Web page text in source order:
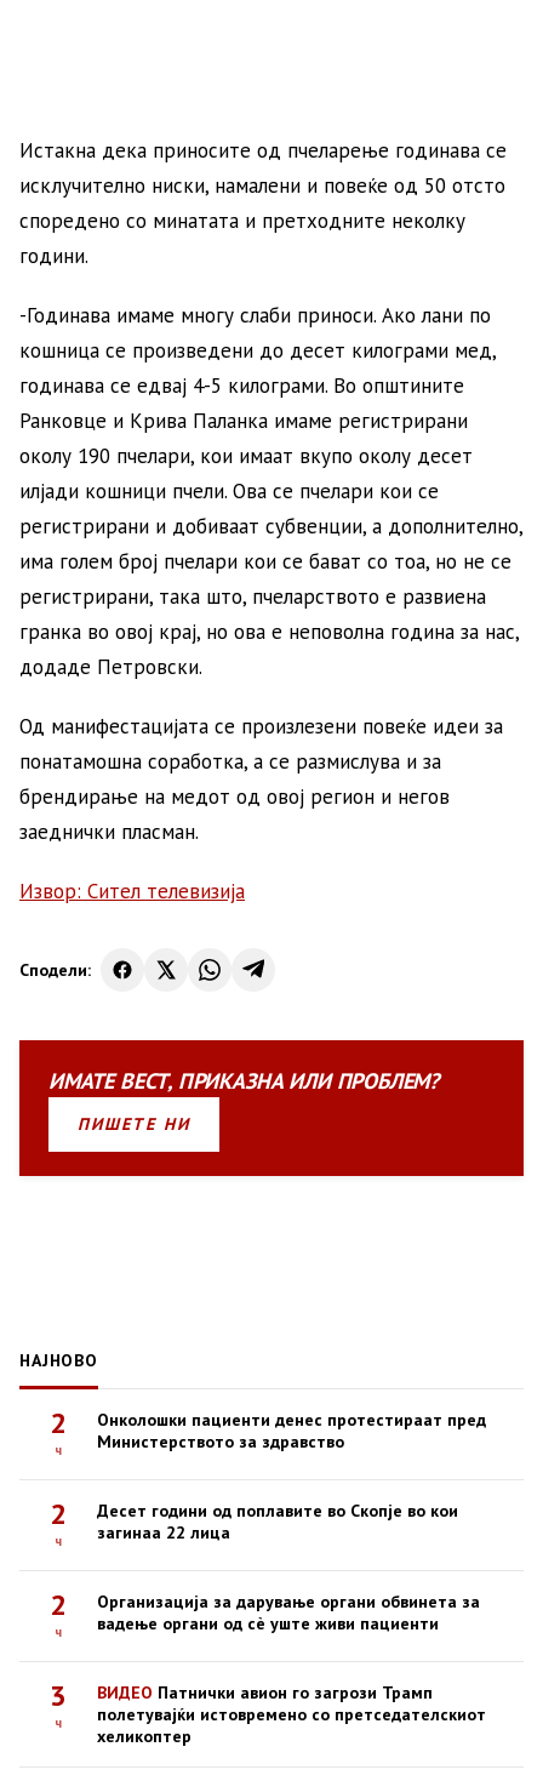
Истакна дека приносите од пчеларење годинава се
исклучително ниски, намалени и повеќе од 50 отсто
споредено со минатата и претходните неколку
години.
-Годинава имаме многу слаби приноси. Ако лани по
кошница се произведени до десет килограми мед,
годинава се едвај 4-5 килограми. Во општините
Ранковце и Крива Паланка имаме регистрирани
околу 190 пчелари, кои имаат вкупо околу десет
илјади кошници пчели. Ова се пчелари кои се
регистрирани и добиваат субвенции, а дополнително,
има голем број пчелари кои се бават со тоа, но не се
регистрирани, така што, пчеларството е развиена
гранка во овој крај, но ова е неповолна година за нас,
додаде Петровски.
Од манифестацијата се произлезени повеќе идеи за
понатамошна соработка, а се размислува и за
брендирање на медот од овој регион и негов
заеднички пласман.
Извор: Сител телевизија
Сподели:
ИМАТЕВЕСТ, ПРИКАЗНАИЛИПРОБЛЕМ?
ПИШЕТЕ НИ
НАЈНОВО
2
ч
Онколошки пациенти денес протестираат пред
Министерството за здравство
2
ч
Десет години од поплавите во Скопје во кои
загинаа 22 лица
2
ч
Организација за дарување органи обвинета за
вадење органи од сè уште живи пациенти
3
ч
ВИДЕО Патнички авион го загрози Трамп
полетувајќи истовремено со претседателскиот
хеликоптер